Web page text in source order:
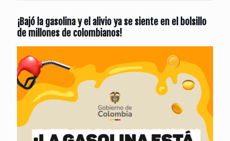
¡Bajó la gasolina y el alivio ya se siente en el bolsillo
de millones de colombianos!
de
vídeo